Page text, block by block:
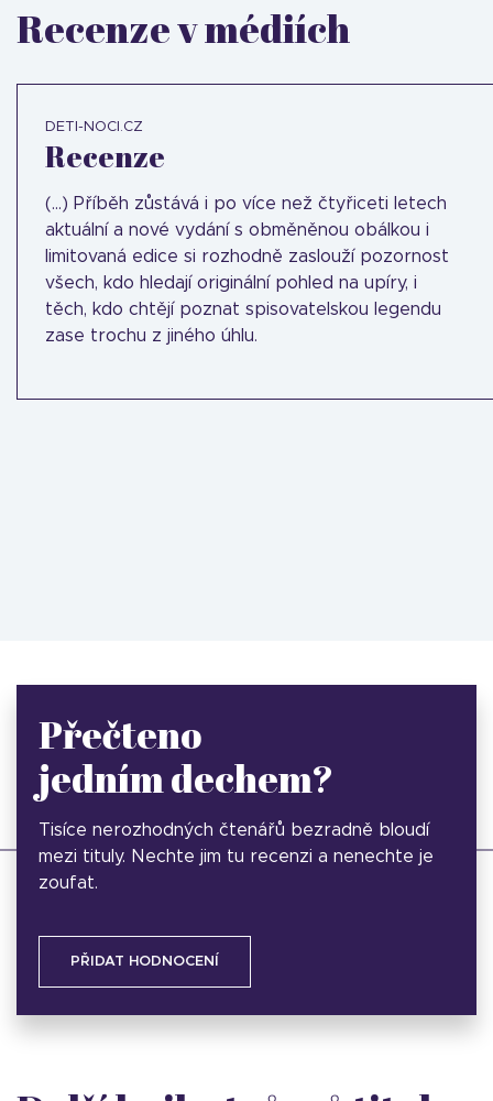
Recenze v médiích
DETI-NOCI.CZ
Recenze
(...) Příběh zůstává i po více než čtyřiceti letech
aktuální a nové vydání s obměněnou obálkou i
limitovaná edice si rozhodně zaslouží pozornost
všech, kdo hledají originální pohled na upíry, i
těch, kdo chtějí poznat spisovatelskou legendu
zase trochu z jiného úhlu.
Přečteno
jedním dechem?
Tisíce nerozhodných čtenářů bezradně bloudí
mezi tituly. Nechte jim tu recenzi a nenechte je
zoufat.
PŘIDAT HODNOCENÍ